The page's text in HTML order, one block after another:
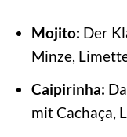
Mojito: Der
Minze,
Caipirinha:
mit Cachaça,